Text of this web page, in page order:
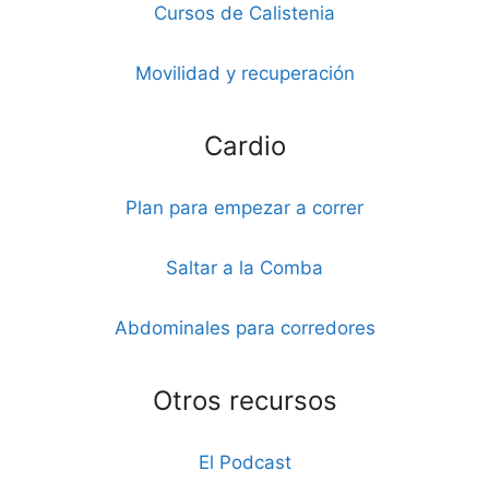
Cursos de Calistenia
Movilidad y recuperación
Cardio
Plan para empezar a correr
Saltar a la Comba
Abdominales para corredores
Otros recursos
El Podcast